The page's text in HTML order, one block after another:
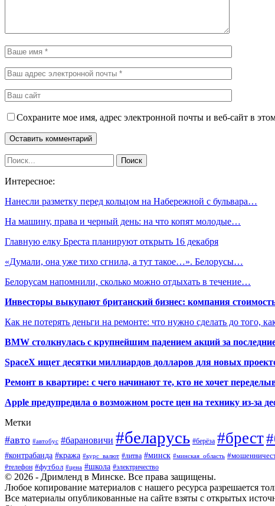
Сохраните мое имя, адрес электронной почты и веб-сайт в
Интересное:
Нанесли разметку перед кольцом на Набережной с бульвара…
На машину, права и черный день: на что копят молодые…
Главную елку Бреста планируют открыть 16 декабря
«Думали, она уже тихо сгнила, а тут такое…». Белорусы…
Белорусам напомнили, сколько можно отдыхать в течение…
Инвесторы выкупают британский бизнес: компания
Как не потерять деньги на ремонте: что нужно сделать до того,
BMW столкнулась с крупнейшим падением акций за
SpaceX ищет десятки миллиардов долларов для новых
Ремонт в квартире: с чего начинают те, кто не хочет
Apple предупредила о возможном росте цен на технику из-за
Метки
#авто #автобус #барановичи #беларусь #берёза #брест
#контрабанда #кража #курс_валют #литва #минск #минская_область
#телефон #футбол #цена #школа #электричество
© 2026 - Дримленд в Минске. Все права защищены.
Любое копирование материалов с нашего ресурса разрешается
Все материалы опубликованные на сайте взяты с открытых